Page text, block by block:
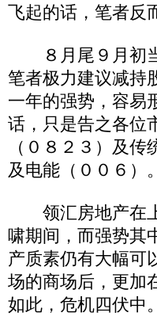
飞起的话，笔者反
８月尾９月初当
笔者极力建议减持
一年的强势，容易
话，只是告之各位
（０８２３）及
及电能（００６）
领汇房地产在上
啸期间，而强势其
产质素仍有大幅可
场的商场后，更加
如此，危机四伏中。